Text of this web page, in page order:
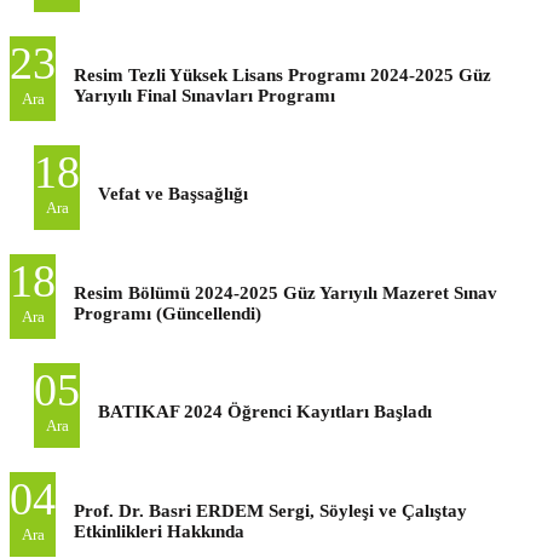
23
Ara
Resim Tezli Yüksek Lisans Programı 2024-2025 Güz
Yarıyılı Final Sınavları Programı
18
Ara
Vefat ve Başsağlığı
18
Ara
Resim Bölümü 2024-2025 Güz Yarıyılı Mazeret Sınav
Programı (Güncellendi)
05
Ara
BATIKAF 2024 Öğrenci Kayıtları Başladı
04
Ara
Prof. Dr. Basri ERDEM Sergi, Söyleşi ve Çalıştay
Etkinlikleri Hakkında